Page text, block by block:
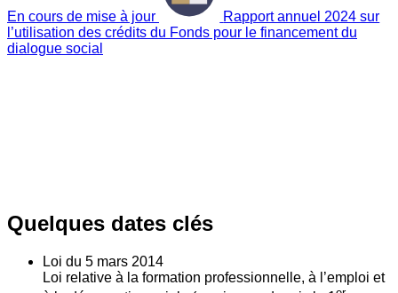
En cours de mise à jour
Rapport annuel 2024 sur
l’utilisation des crédits du Fonds pour le financement du
dialogue social
Quelques dates clés
Loi du 5 mars 2014
Loi relative à la formation professionnelle, à l’emploi et